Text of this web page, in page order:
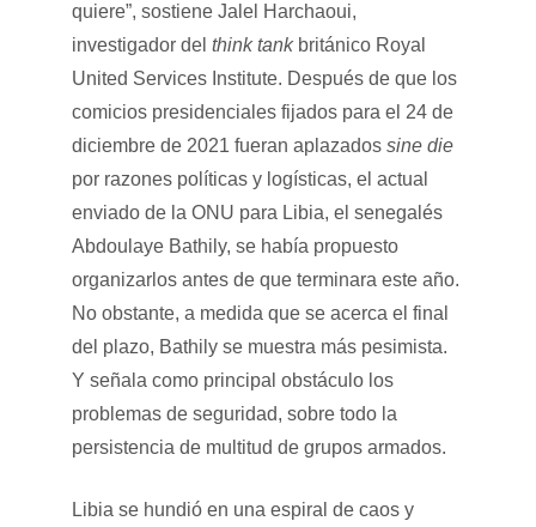
quiere”, sostiene Jalel Harchaoui,
investigador del think tankbritánico Royal
United Services Institute. Después de que los
comicios presidenciales fijados para el 24 de
diciembre de 2021 fueran aplazados sine die
por razones políticas y logísticas, el actual
enviado de la ONU para Libia, el senegalés
Abdoulaye Bathily, se había propuesto
organizarlos antes de que terminara este año.
No obstante, a medida que se acerca el final
del plazo, Bathily se muestra más pesimista.
Y señala como principal obstáculo los
problemas de seguridad, sobre todo la
persistencia de multitud de grupos armados.
Libia se hundió en una espiral de caos y